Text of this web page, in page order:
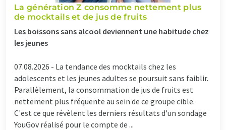
La génération Z consomme nettement plus
de mocktails et de jus de fruits
Les boissons sans alcool deviennent une habitude chez
les jeunes
07.08.2026 - La tendance des mocktails chez les
adolescents et les jeunes adultes se poursuit sans faiblir.
Parallèlement, la consommation de jus de fruits est
nettement plus fréquente au sein de ce groupe cible.
C'est ce que révèlent les derniers résultats d'un sondage
YouGov réalisé pour le compte de ...